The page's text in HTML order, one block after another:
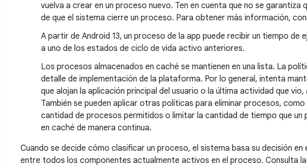
vuelva a crear en un proceso nuevo. Ten en cuenta que no se garantiza
de que el sistema cierre un proceso. Para obtener más información,
A partir de Android 13, un proceso de la app puede recibir un tiempo de
a uno de los estados de ciclo de vida activo anteriores.
Los procesos almacenados en caché se mantienen en una lista. La
detalle de implementación de la plataforma. Por lo general, intenta
que alojan la aplicación principal del usuario o la última actividad que
También se pueden aplicar otras políticas para eliminar procesos,
cantidad de procesos permitidos o limitar la cantidad de tiempo que un
en caché de manera continua.
Cuando se decide cómo clasificar un proceso, el sistema basa su decisión
entre todos los componentes actualmente activos en el proceso. Consulta